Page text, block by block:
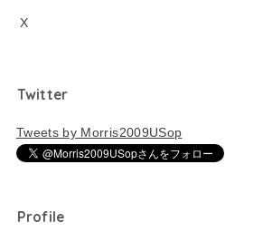
X
Twitter
Tweets by Morris2009USop
Profile